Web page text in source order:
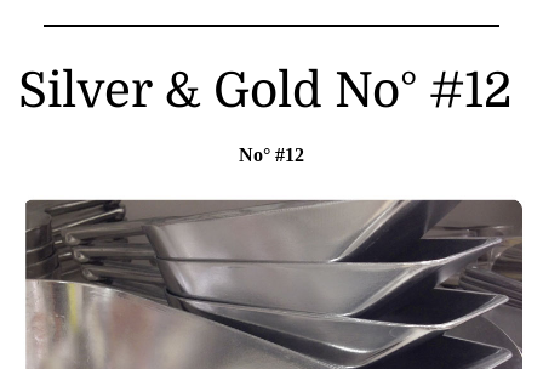
Silver & Gold No° #12
No° #12